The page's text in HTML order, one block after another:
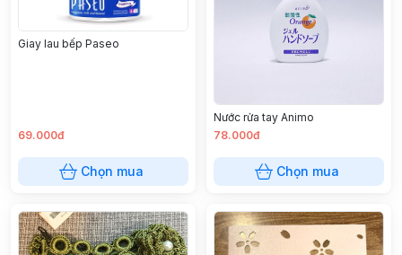
Giay lau bếp Paseo
69.000đ
Chọn mua
Nước rửa tay Animo
78.000đ
Chọn mua